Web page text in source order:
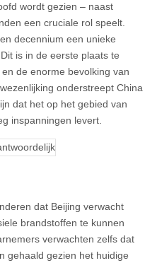
wordt gezien – naast
een cruciale rol speelt.
decennium een unieke
is in de eerste plaats te
de enorme bevolking van
onderstreept China
dat het op het gebied van
inspanningen levert.
dat Beijing verwacht
brandstoffen te kunnen
verwachten zelfs dat
gehaald gezien het huidige